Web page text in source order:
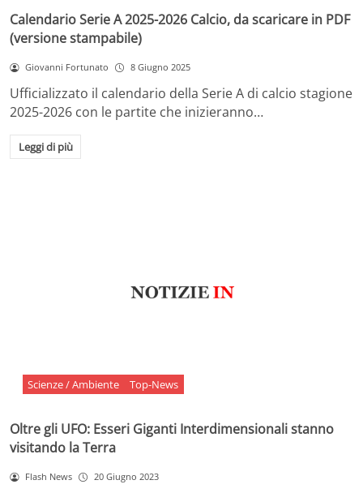
Calendario Serie A 2025-2026 Calcio, da scaricare in PDF
(versione stampabile)
Giovanni Fortunato 8 Giugno 2025
Ufficializzato il calendario della Serie A di calcio stagione
2025-2026 con le partite che inizieranno…
Leggi di più
Scienze / Ambiente Top-News
Oltre gli UFO: Esseri Giganti Interdimensionali stanno
visitando la Terra
Flash News 20 Giugno 2023